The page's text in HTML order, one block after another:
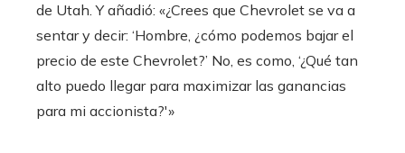
de Utah. Y añadió: «¿Crees que Chevrolet se va a
sentar y decir: ‘Hombre, ¿cómo podemos bajar el
precio de este Chevrolet?’ No, es como, ‘¿Qué tan
alto puedo llegar para maximizar las ganancias
para mi accionista?'»